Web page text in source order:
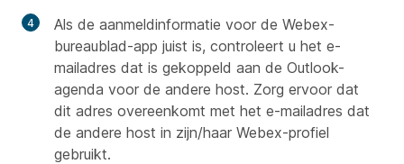
Als de aanmeldinformatie voor de Webex-
bureaublad-app juist is, controleert u het e-
mailadres dat is gekoppeld aan de Outlook-
agenda voor de andere host. Zorg ervoor dat
dit adres overeenkomt met het e-mailadres dat
de andere host in zijn/haar Webex-profiel
gebruikt.